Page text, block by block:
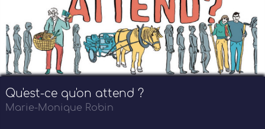
Qu'est-ce qu'on attend ?
Marie-Monique Robin